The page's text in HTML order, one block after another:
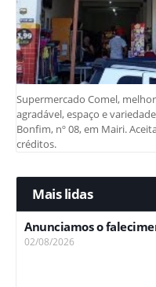
Supermercado Comel,
agradável, espaço e
Bonfim, nº 08, em Mairi.
créditos.
Mais lidas
Anunciamos o
02/08/2026